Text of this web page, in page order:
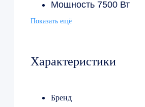
Мощность 7500 Вт
Вес, кг 132
Показать ещё
Характеристики
Бренд